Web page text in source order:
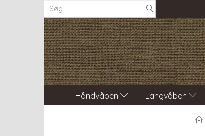
Håndvåben Langvåben